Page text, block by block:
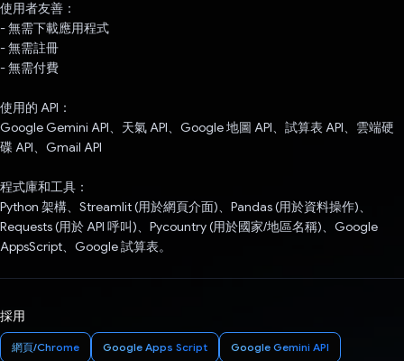
使用者友善：
- 無需下載應用程式
- 無需註冊
- 無需付費
使用的 API：
Google Gemini API、天氣 API、Google 地圖 API、試算表 API、雲端硬
碟 API、Gmail API
程式庫和工具：
Python 架構、Streamlit (用於網頁介面)、Pandas (用於資料操作)、
Requests (用於 API 呼叫)、Pycountry (用於國家/地區名稱)、Google
AppsScript、Google 試算表。
採用
網頁/Chrome Google Apps Script Google Gemini API